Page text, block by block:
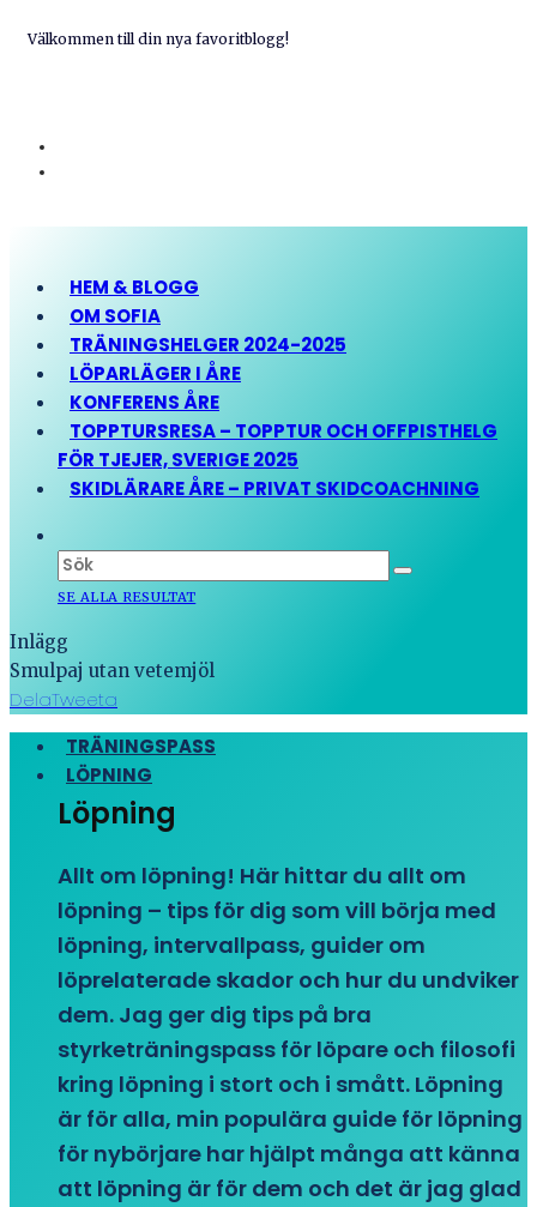
Välkommen till din nya favoritblogg!
HEM & BLOGG
OM SOFIA
TRÄNINGSHELGER 2024-2025
LÖPARLÄGER I ÅRE
KONFERENS ÅRE
TOPPTURSRESA – TOPPTUR OCH OFFPISTHELG
FÖR TJEJER, SVERIGE 2025
SKIDLÄRARE ÅRE – PRIVAT SKIDCOACHNING
SE ALLA RESULTAT
Inlägg
Smulpaj utan vetemjöl
DelaTweeta
TRÄNINGSPASS
LÖPNING
Löpning
Allt om löpning! Här hittar du allt om
löpning – tips för dig som vill börja med
löpning, intervallpass, guider om
löprelaterade skador och hur du undviker
dem. Jag ger dig tips på bra
styrketräningspass för löpare och filosofi
kring löpning i stort och i smått. Löpning
är för alla, min populära guide för löpning
för nybörjare har hjälpt många att känna
att löpning är för dem och det är jag glad